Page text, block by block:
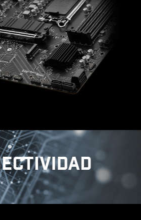
BIOS 5
a una BIOS cargada y
su uso. Ajusta la placa
rendimiento en juegos,
mundiales de overclocking.